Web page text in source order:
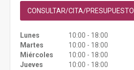
CONSULTAR/CITA/PRESUPUESTO
Lunes
10:00 - 18:00
Martes
10:00 - 18:00
Miércoles
10:00 - 18:00
Jueves
10:00 - 18:00